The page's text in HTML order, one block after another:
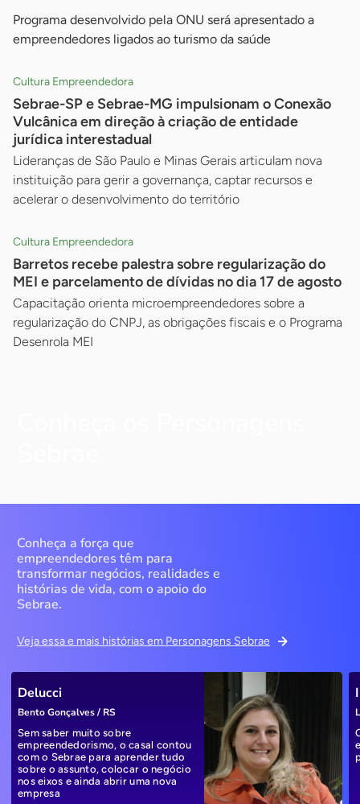
Programa desenvolvido pela ONU será apresentado a
empreendedores ligados ao turismo da saúde
Cultura Empreendedora
Sebrae-SP e Sebrae-MG impulsionam o Conexão
Vulcânica em direção à criação de entidade
jurídica interestadual
Lideranças de São Paulo e Minas Gerais articulam nova
instituição para gerir a governança, captar recursos e
acelerar o desenvolvimento do território
Cultura Empreendedora
Barretos recebe palestra sobre regularização do
MEI e parcelamento de dívidas no dia 17 de agosto
Capacitação orienta microempreendedores sobre a
regularização do CNPJ, as obrigações fiscais e o Programa
Desenrola MEI
Conheça a força que
empreendedores têm para
transformar negócios, realidades e
histórias de vida, com o apoio do
Sebrae.
Veja essa e mais histórias em Personagens Sebrae
Delucci
Bento Gonçalves / RS
Sem saber muito sobre
empreendedorismo, o casal contou
com o Sebrae para aprender tudo
sobre o assunto, colocar o negócio
nos eixos e ainda abrir uma nova
empresa